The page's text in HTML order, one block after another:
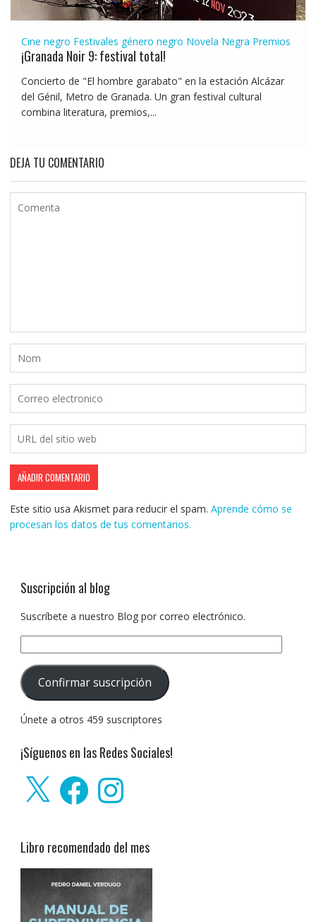
Cine negro Festivales género negro Novela Negra Premios
¡Granada Noir 9: festival total!
Concierto de "El hombre garabato" en la estación Alcázar
del Génil, Metro de Granada. Un gran festival cultural
combina literatura, premios,...
DEJA TU COMENTARIO
Este sitio usa Akismet para reducir el spam. Aprende cómo se
procesan los datos de tus comentarios.
Suscripción al blog
Suscríbete a nuestro Blog por correo electrónico.
de
correo
electrónico:
Confirmar suscripción
Únete a otros 459 suscriptores
¡Síguenos en las Redes Sociales!
FacebookInstagram
Libro recomendado del mes